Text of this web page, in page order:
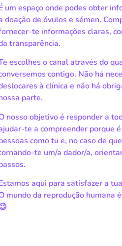
um espaço onde podes obter
doação de óvulos e sémen.
te informações claras,
transparência.
escolhes o canal através do
contigo. Não há
à clínica e não há
parte.
nosso objetivo é responder a
te a compreender porque
como tu e, no caso de
te um/a dador/a,
aqui para satisfazer a
mundo da reprodução humana